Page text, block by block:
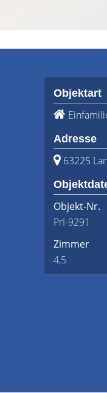
Objektart
Adresse
63225
Objekt-Nr.
PrI-9291
Zimmer
4,5